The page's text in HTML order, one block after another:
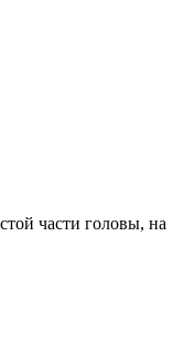
части головы, на